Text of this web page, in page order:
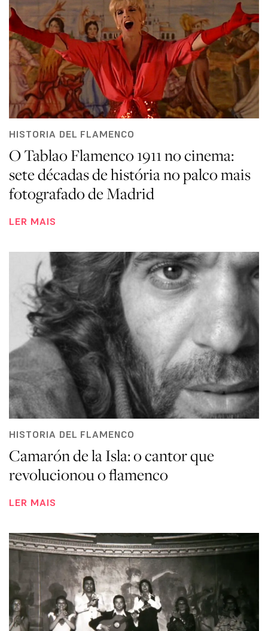
HISTORIA DEL FLAMENCO
O Tablao Flamenco 1911 no cinema:
sete décadas de história no palco mais
fotografado de Madrid
LER MAIS
HISTORIA DEL FLAMENCO
Camarón de la Isla: o cantor que
revolucionou o flamenco
LER MAIS